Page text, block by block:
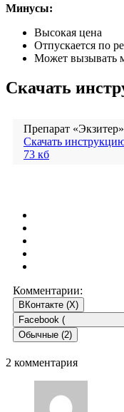
Минусы:
Высокая цена
Отпускается по
Может вызывать
Скачать
Препарат «Экзитер»
Скачать
73 кб
Комментарии:
ВКонтакте (X)
Facebook (
Обычные (2)
2 комментария